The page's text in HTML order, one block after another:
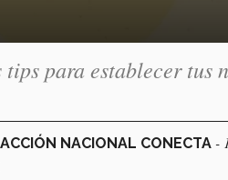
tips para establecer tus
NACIONAL CONECTA -